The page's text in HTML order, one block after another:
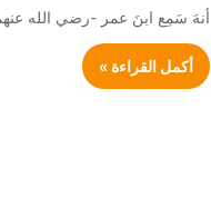
أنهَ سَمِع ابنَ عمر -رضي الله
أكمل القراءة »